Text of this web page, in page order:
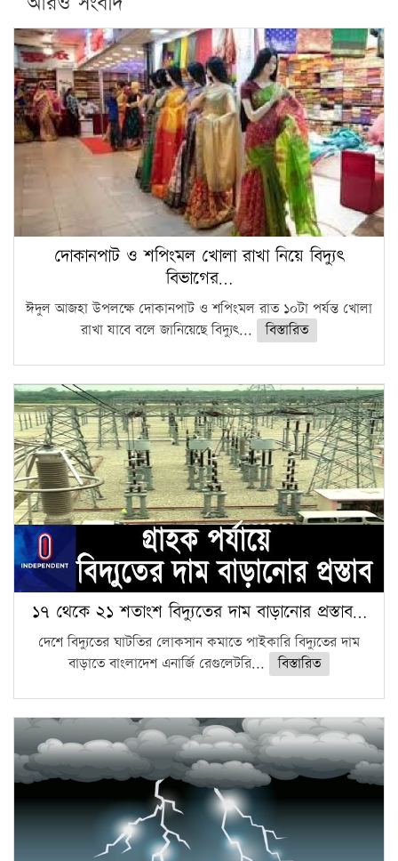
দোকানপাট ও শপিংমল খোলা রাখা নিয়ে বিদ্যুৎ
বিভাগের…
ঈদুল আজহা উপলক্ষে দোকানপাট ও শপিংমল রাত ১০টা পর্যন্ত খোলা
রাখা যাবে বলে জানিয়েছে বিদ্যুৎ...
বিস্তারিত
১৭ থেকে ২১ শতাংশ বিদ্যুতের দাম বাড়ানোর প্রস্তাব…
দেশে বিদ্যুতের ঘাটতির লোকসান কমাতে পাইকারি বিদ্যুতের দাম
বাড়াতে বাংলাদেশ এনার্জি রেগুলেটরি...
বিস্তারিত